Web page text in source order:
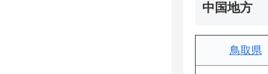
中国地方
鳥取県